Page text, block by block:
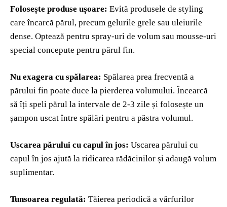
Folosește produse ușoare: Evită produsele de styling
care încarcă părul, precum gelurile grele sau uleiurile
dense. Optează pentru spray-uri de volum sau mousse-uri
special concepute pentru părul fin.
Nu exagera cu spălarea: Spălarea prea frecventă a
părului fin poate duce la pierderea volumului. Încearcă
să îți speli părul la intervale de 2-3 zile și folosește un
șampon uscat între spălări pentru a păstra volumul.
Uscarea părului cu capul în jos: Uscarea părului cu
capul în jos ajută la ridicarea rădăcinilor și adaugă volum
suplimentar.
Tunsoarea regulată: Tăierea periodică a vârfurilor